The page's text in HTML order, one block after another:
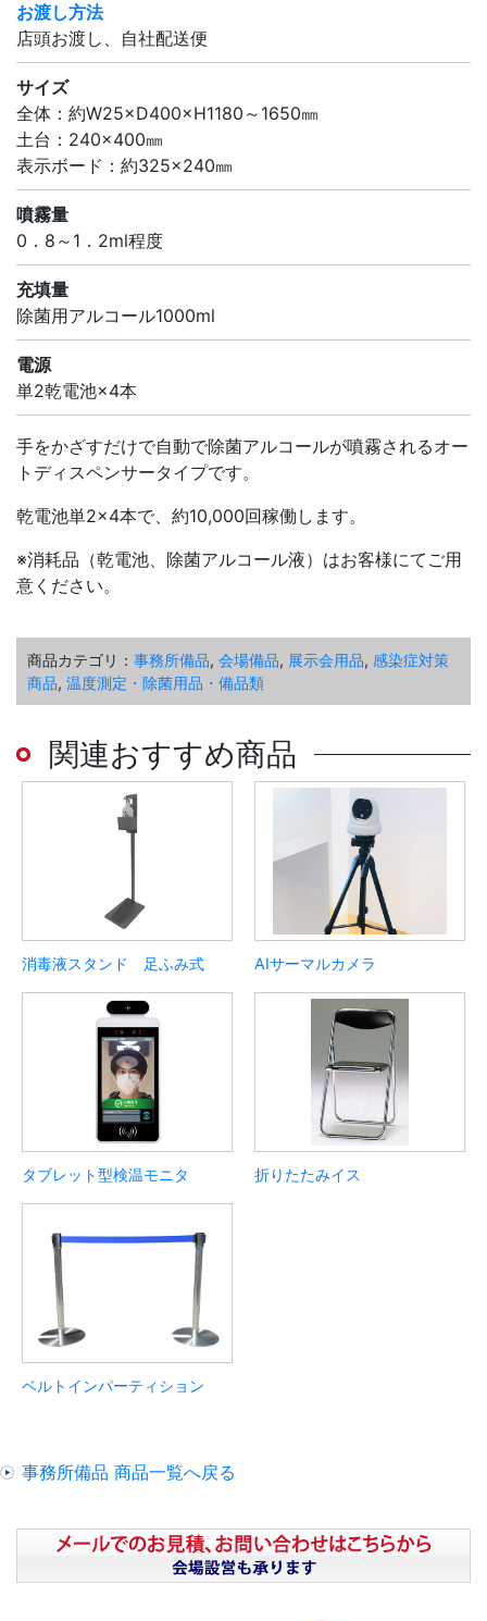
お渡し方法
店頭お渡し、自社配送便
サイズ
全体：約W25×D400×H1180～1650㎜
土台：240×400㎜
表示ボード：約325×240㎜
噴霧量
0．8～1．2ml程度
充填量
除菌用アルコール1000ml
電源
単2乾電池×4本
手をかざすだけで自動で除菌アルコールが噴霧されるオー
トディスペンサータイプです。
乾電池単2×4本で、約10,000回稼働します。
※消耗品（乾電池、除菌アルコール液）はお客様にてご用
意ください。
商品カテゴリ： 事務所備品, 会場備品, 展示会用品, 感染症対策
商品, 温度測定・除菌用品・備品類
関連おすすめ商品
消毒液スタンド 足ふみ式 AIサーマルカメラ
タブレット型検温モニタ 折りたたみイス
ベルトインパーティション
事務所備品 商品一覧へ戻る